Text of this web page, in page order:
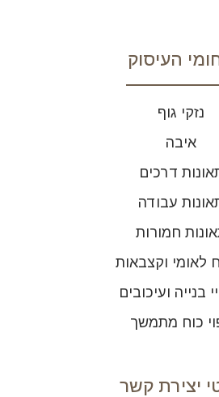
העיסוק
נזקי גוף
איבה
דרכים
עבודה
חמורות
לאומי וקצבאות
בנייה ועיכובים
כוח מתמשך
יצירת קשר